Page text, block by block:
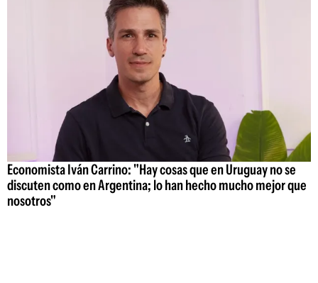
Economista Iván Carrino: "Hay cosas que en Uruguay no se
discuten como en Argentina; lo han hecho mucho mejor que
nosotros"